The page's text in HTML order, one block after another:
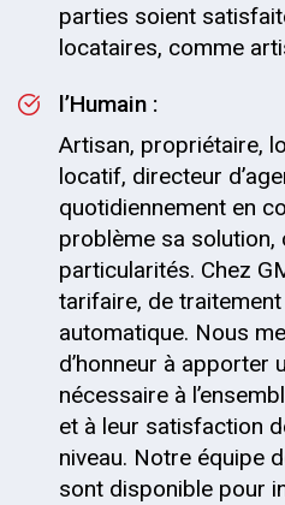
parties soient
locataires, comme
l’Humain :
Artisan, propriétaire,
locatif, directeur
quotidiennement en
problème sa solution,
particularités. Chez
tarifaire, de
automatique. Nous
d’honneur à apporter
nécessaire à
et à leur satisfaction
niveau. Notre équipe
sont disponible pour